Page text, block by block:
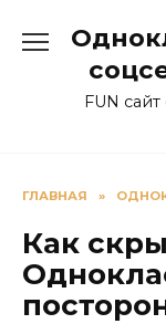
содержанию
FUN
ГЛАВНАЯ »
Как